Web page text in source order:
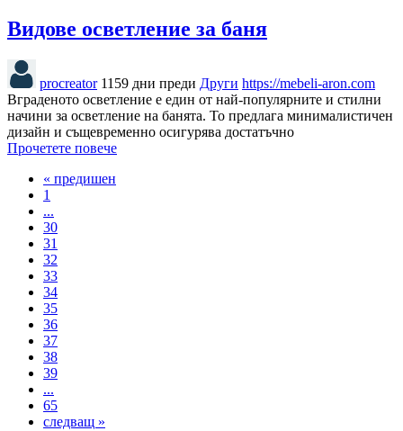
Видове осветление за баня
procreator 1159 дни преди Други https://mebeli-aron.com
Вграденото осветление е един от най-популярните и стилни
начини за осветление на банята. То предлага минималистичен
дизайн и същевременно осигурява достатъчно
Прочетете повече
« предишен
1
...
30
31
32
33
34
35
36
37
38
39
...
65
следващ »